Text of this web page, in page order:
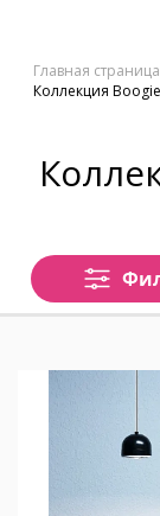
Главная страница
Коллекция